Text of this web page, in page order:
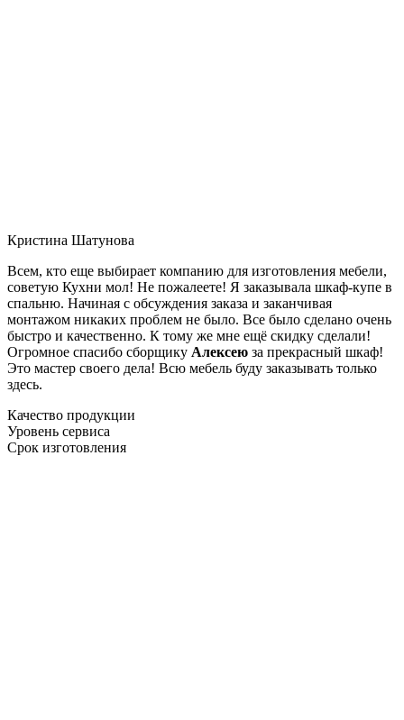
Кристина Шатунова
Всем, кто еще выбирает компанию для изготовления мебели,
советую Кухни мол! Не пожалеете! Я заказывала шкаф-купе в
спальню. Начиная с обсуждения заказа и заканчивая
монтажом никаких проблем не было. Все было сделано очень
быстро и качественно. К тому же мне ещё скидку сделали!
Огромное спасибо сборщику Алексею за прекрасный шкаф!
Это мастер своего дела! Всю мебель буду заказывать только
здесь.
Качество продукции
Уровень сервиса
Срок изготовления